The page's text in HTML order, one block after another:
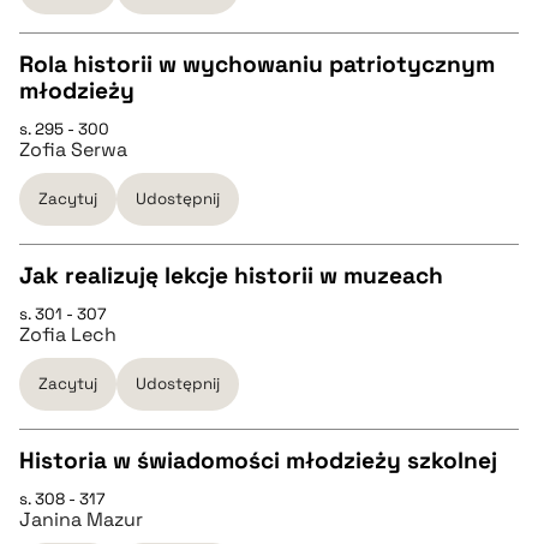
BIBTEX
pobierz cytat
CZYSTY TEKST
pobierz cytat
BIBTEX
pobierz cytat
Rola historii w wychowaniu patriotycznym
młodzieży
s. 295 - 300
Zofia Serwa
Zacytuj Udostępnij
CZYSTY TEKST
pobierz cytat
BIBTEX
pobierz cytat
Jak realizuję lekcje historii w muzeach
s. 301 - 307
Zofia Lech
Zacytuj Udostępnij
CZYSTY TEKST
Historia w świadomości młodzieży szkolnej
s. 308 - 317
Janina Mazur